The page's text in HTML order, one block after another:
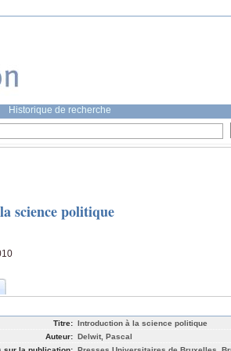
Historique de recherche
science politique
Titre: Introduction à la science politique
Auteur: Delwit, Pascal